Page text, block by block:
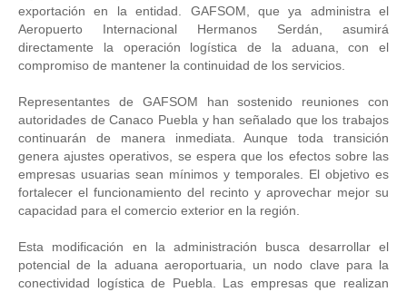
exportación en la entidad. GAFSOM, que ya administra el
Aeropuerto Internacional Hermanos Serdán, asumirá
directamente la operación logística de la aduana, con el
compromiso de mantener la continuidad de los servicios.
Representantes de GAFSOM han sostenido reuniones con
autoridades de Canaco Puebla y han señalado que los trabajos
continuarán de manera inmediata. Aunque toda transición
genera ajustes operativos, se espera que los efectos sobre las
empresas usuarias sean mínimos y temporales. El objetivo es
fortalecer el funcionamiento del recinto y aprovechar mejor su
capacidad para el comercio exterior en la región.
Esta modificación en la administración busca desarrollar el
potencial de la aduana aeroportuaria, un nodo clave para la
conectividad logística de Puebla. Las empresas que realizan